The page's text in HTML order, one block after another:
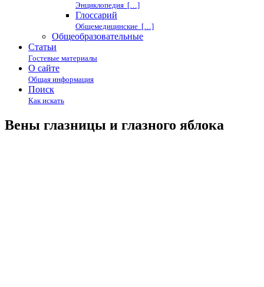
Энциклопедия […]
Глоссарий
Общемедицинские […]
Общеобразовательные
Статьи
Гостевые материалы
О сайте
Общая информация
Поиск
Как искать
Вены глазницы и глазного яблока